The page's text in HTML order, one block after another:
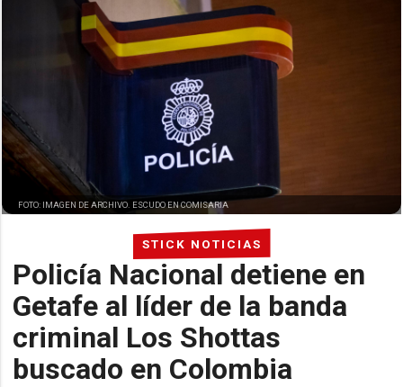
STICK NOTICIAS
Policía Nacional detiene en
Getafe al líder de la banda
criminal Los Shottas
buscado en Colombia
FOTO: IMAGEN DE ARCHIVO. ESCUDO EN COMISARIA